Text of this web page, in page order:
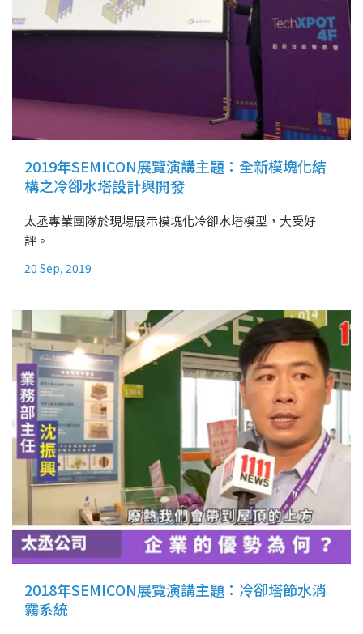
2019年SEMICON展覽演講主題：全新模塊化結
構之冷卻水塔設計與開發
太丞專業團隊於現場展示模塊化冷卻水塔模型，大受好
評。
20 Sep, 2019
2018年SEMICON展覽演講主題：冷卻塔節水消
霧系統